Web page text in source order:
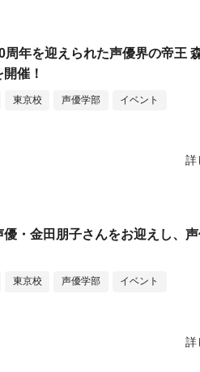
周年を迎えられた声優界の帝王
催！
東京校 声優学部 イベント
詳
優・金田朋子さんをお迎えし、
東京校 声優学部 イベント
詳